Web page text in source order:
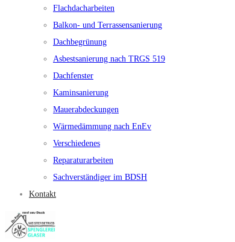
Flachdacharbeiten
Balkon- und Terrassensanierung
Dachbegrünung
Asbestsanierung nach TRGS 519
Dachfenster
Kaminsanierung
Mauerabdeckungen
Wärmedämmung nach EnEv
Verschiedenes
Reparaturarbeiten
Sachverständiger im BDSH
Kontakt